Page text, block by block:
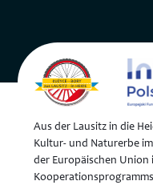
Aus der Lausitz in die
Kultur- und Naturerbe
der Europäischen Union
Kooperationsprogramms